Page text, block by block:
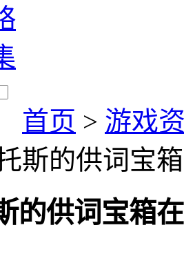
首页 > 游戏
斯的供词宝
的供词宝箱